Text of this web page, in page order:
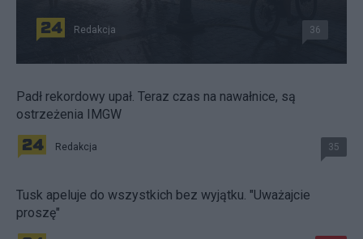
Redakcja 36
Padł rekordowy upał. Teraz czas na nawałnice, są
ostrzeżenia IMGW
Redakcja 35
Tusk apeluje do wszystkich bez wyjątku. "Uważajcie
proszę"